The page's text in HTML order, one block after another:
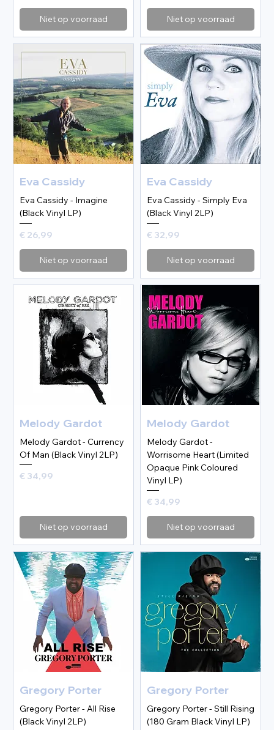
Niet op voorraad Niet op voorraad
Eva Cassidy
Eva Cassidy - Imagine
(Black Vinyl LP)
Prijs
€ 26,99
Niet op voorraad
Eva Cassidy
Eva Cassidy - Simply Eva
(Black Vinyl 2LP)
Prijs
€ 32,99
Niet op voorraad
Melody Gardot
Melody Gardot - Currency
Of Man (Black Vinyl 2LP)
Prijs
€ 34,99
Niet op voorraad
Melody Gardot
Melody Gardot -
Worrisome Heart (Limited
Opaque Pink Coloured
Vinyl LP)
Prijs
€ 34,99
Niet op voorraad
Gregory Porter
Gregory Porter - All Rise
(Black Vinyl 2LP)
Gregory Porter
Gregory Porter - Still Rising
(180 Gram Black Vinyl LP)